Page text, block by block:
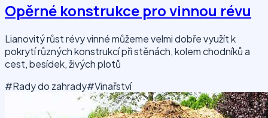
Opěrné konstrukce pro vinnou révu
Lianovitý růst révy vinné můžeme velmi dobře využít k
pokrytí různých konstrukcí při stěnách, kolem chodníků a
cest, besídek, živých plotů
#Rady do zahrady#Vinařství